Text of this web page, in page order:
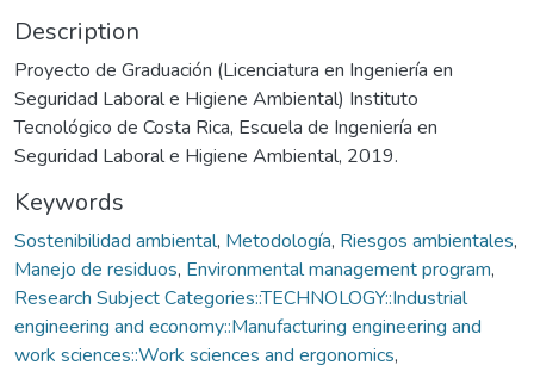
Description
Proyecto de Graduación (Licenciatura en Ingeniería en
Seguridad Laboral e Higiene Ambiental) Instituto
Tecnológico de Costa Rica, Escuela de Ingeniería en
Seguridad Laboral e Higiene Ambiental, 2019.
Keywords
Sostenibilidad ambiental, Metodología, Riesgos ambientales,
Manejo de residuos, Environmental management program,
Research Subject Categories::TECHNOLOGY::Industrial
engineering and economy::Manufacturing engineering and
work sciences::Work sciences and ergonomics,